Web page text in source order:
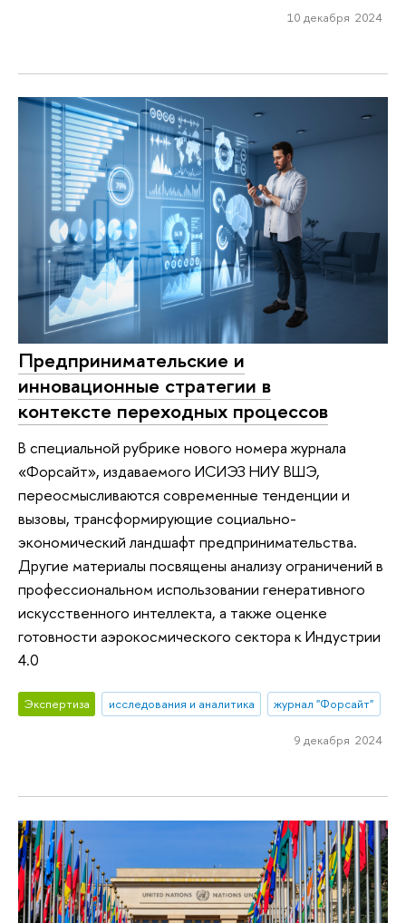
10 декабря 2024
Предпринимательские и
инновационные стратегии в
контексте переходных процессов
В специальной рубрике нового номера журнала
«Форсайт», издаваемого ИСИЭЗ НИУ ВШЭ,
переосмысливаются современные тенденции и
вызовы, трансформирующие социально-
экономический ландшафт предпринимательства.
Другие материалы посвящены анализу ограничений в
профессиональном использовании генеративного
искусственного интеллекта, а также оценке
готовности аэрокосмического сектора к Индустрии
4.0
Экспертиза исследования и аналитика журнал "Форсайт"
9 декабря 2024